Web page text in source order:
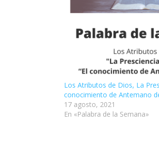
Los Atributos de Dios, La
conocimiento de Antemano
17 agosto, 2021
En «Palabra de la Semana»